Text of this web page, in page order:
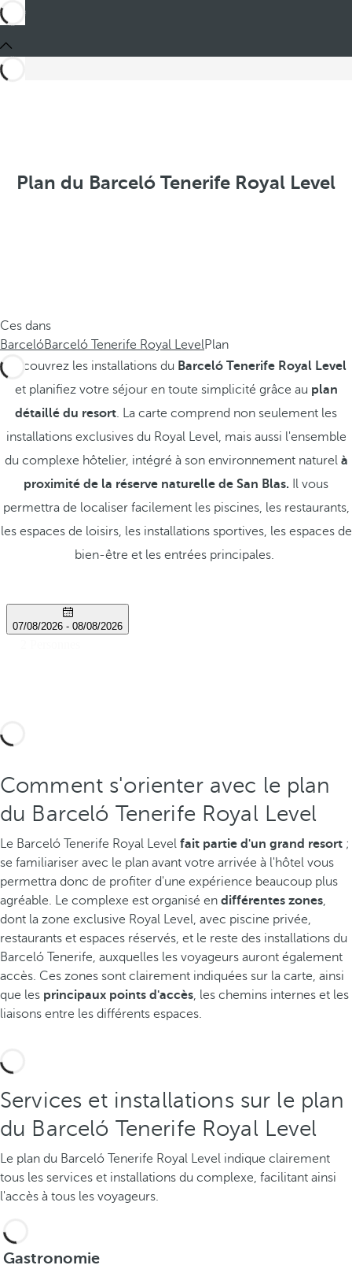
Plan du Barceló Tenerife Royal Level
Ces dans
BarcelóBarceló Tenerife Royal LevelPlan
Découvrez les installations du Barceló Tenerife Royal Level
et planifiez votre séjour en toute simplicité grâce au plan
détaillé du resort. La carte comprend non seulement les
installations exclusives du Royal Level, mais aussi l'ensemble
du complexe hôtelier, intégré à son environnement naturel à
proximité de la réserve naturelle de San Blas. Il vous
permettra de localiser facilement les piscines, les restaurants,
les espaces de loisirs, les installations sportives, les espaces de
bien-être et les entrées principales.
Comment s'orienter avec le plan
du Barceló Tenerife Royal Level
Le Barceló Tenerife Royal Level fait partie d'un grand resort ;
se familiariser avec le plan avant votre arrivée à l'hôtel vous
permettra donc de profiter d'une expérience beaucoup plus
agréable. Le complexe est organisé en différentes zones,
dont la zone exclusive Royal Level, avec piscine privée,
restaurants et espaces réservés, et le reste des installations du
Barceló Tenerife, auxquelles les voyageurs auront également
accès. Ces zones sont clairement indiquées sur la carte, ainsi
que les principaux points d'accès, les chemins internes et les
liaisons entre les différents espaces.
Services et installations sur le plan
du Barceló Tenerife Royal Level
Le plan du Barceló Tenerife Royal Level indique clairement
tous les services et installations du complexe, facilitant ainsi
l'accès à tous les voyageurs.
Gastronomie